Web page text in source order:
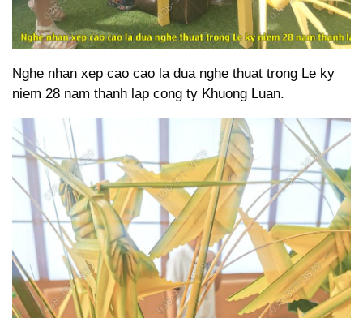
Nghe nhan xep cao cao la dua nghe thuat trong Le ky
niem 28 nam thanh lap cong ty Khuong Luan.